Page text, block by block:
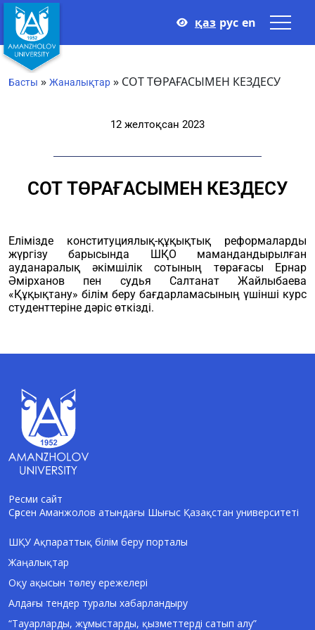
қаз рус en
Басты » Жаналықтар » СОТ ТӨРАҒАСЫМЕН КЕЗДЕСУ
12 желтоқсан 2023
СОТ ТӨРАҒАСЫМЕН КЕЗДЕСУ
Елімізде конституциялық-құқықтық реформаларды
жүргізу барысында ШҚО мамандандырылған
ауданаралық әкімшілік сотының төрағасы Ернар
Әмірханов пен судья Салтанат Жайлыбаева
«Құқықтану» білім беру бағдарламасының үшінші курс
студенттеріне дәріс өткізді.
Ресми сайт
Сәрсен Аманжолов атындағы Шығыс Қазақстан университеті
ШҚУ Ақпараттық білім беру порталы
Жаңалықтар
Оқу ақысын төлеу ережелері
Алдағы тендер туралы хабарландыру
“Тауарларды, жұмыстарды, қызметтерді сатып алу”
AI-Talapker
Сәлем! Мен AI-Talapker — Сәрсен
Аманжолов атындағы Шығыс Қазақстан
университеті (ШҚУ) көмекшісімін.
Бакалавриат, магистратура, докторантура